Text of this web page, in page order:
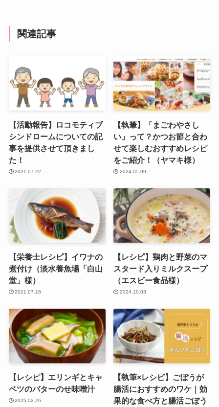
関連記事
【活動報告】ロコモティブ
シンドロームについての記
事を提供させて頂きまし
た！
2021.07.22
【執筆】「まごわやさし
い」って？かつお節と合わ
せて楽しむおすすめレシピ
をご紹介！（ヤマキ様）
2024.05.09
【栄養士レシピ】イワナの
煮付け（淡水養魚場「白山
堂」様）
2021.07.18
【レシピ】鶏肉と野菜のマ
スタード入りミルクスープ
（エスビー食品様）
2024.10.03
【レシピ】エリンギとキャ
ベツのバターのせ味噌汁
2025.02.26
【執筆×レシピ】ごぼうが
腸活におすすめのワケ｜効
果的な食べ方と腸活ごぼう